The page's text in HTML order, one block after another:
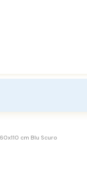
cm Blu Scuro